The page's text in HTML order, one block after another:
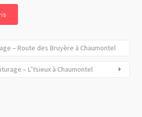
– Route des Bruyère à Chaumontel
– L’Ysieux à Chaumontel